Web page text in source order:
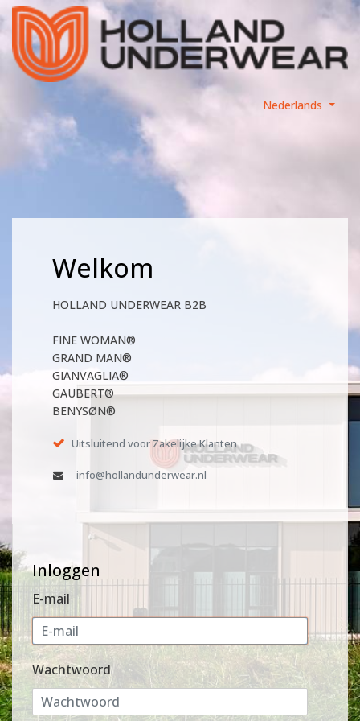
Nederlands
Welkom
HOLLAND UNDERWEAR B2B
FINE WOMAN®
GRAND MAN®
GIANVAGLIA®
GAUBERT®
BENYSØN®
Uitsluitend voor Zakelijke Klanten
info@hollandunderwear.nl
Inloggen
E-mail
Wachtwoord